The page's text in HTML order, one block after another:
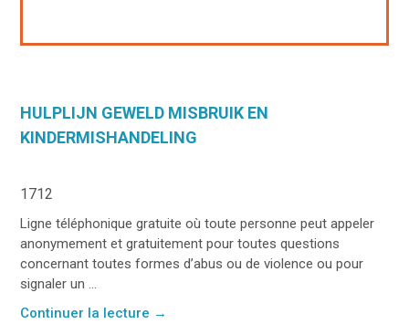
HULPLIJN GEWELD MISBRUIK EN
KINDERMISHANDELING
1712
Ligne téléphonique gratuite où toute personne peut appeler
anonymement et gratuitement pour toutes questions
concernant toutes formes d’abus ou de violence ou pour
signaler un ...
Continuer la lecture →